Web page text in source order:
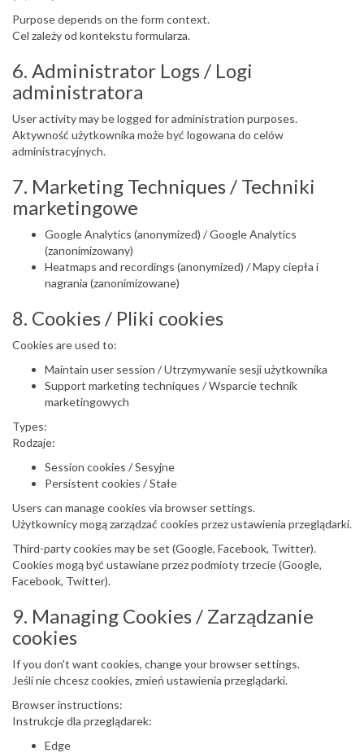
Purpose depends on the form context.
Cel zależy od kontekstu formularza.
6. Administrator Logs / Logi
administratora
User activity may be logged for administration purposes.
Aktywność użytkownika może być logowana do celów
administracyjnych.
7. Marketing Techniques / Techniki
marketingowe
Google Analytics (anonymized) / Google Analytics
(zanonimizowany)
Heatmaps and recordings (anonymized) / Mapy ciepła i
nagrania (zanonimizowane)
8. Cookies / Pliki cookies
Cookies are used to:
Maintain user session / Utrzymywanie sesji użytkownika
Support marketing techniques / Wsparcie technik
marketingowych
Types:
Rodzaje:
Session cookies / Sesyjne
Persistent cookies / Stałe
Users can manage cookies via browser settings.
Użytkownicy mogą zarządzać cookies przez ustawienia przeglądarki.
Third-party cookies may be set (Google, Facebook, Twitter).
Cookies mogą być ustawiane przez podmioty trzecie (Google,
Facebook, Twitter).
9. Managing Cookies / Zarządzanie
cookies
If you don't want cookies, change your browser settings.
Jeśli nie chcesz cookies, zmień ustawienia przeglądarki.
Browser instructions:
Instrukcje dla przeglądarek:
Edge